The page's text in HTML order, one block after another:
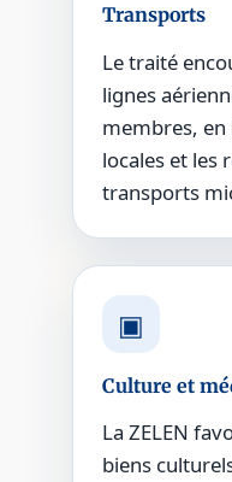
Transports
Le traité
lignes
membres, en
locales et les
transports
▣
Culture et
La ZELEN
biens